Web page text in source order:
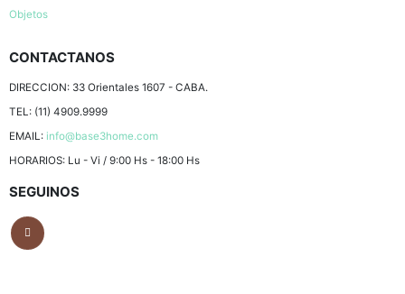
Objetos
CONTACTANOS
DIRECCION: 33 Orientales 1607 - CABA.
TEL: (11) 4909.9999
EMAIL: info@base3home.com
HORARIOS: Lu - Vi / 9:00 Hs - 18:00 Hs
SEGUINOS